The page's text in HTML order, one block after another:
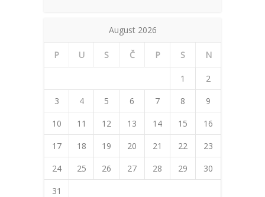
August 2026
P U S Č P S N
1
2
3
4 5 6 7 8
9
10
11 12 13 14 15
16
17
18 19 20 21 22
23
24
25 26 27 28 29
30
31